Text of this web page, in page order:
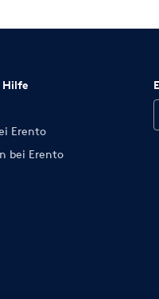
Hilfe
Erento
bei Erento